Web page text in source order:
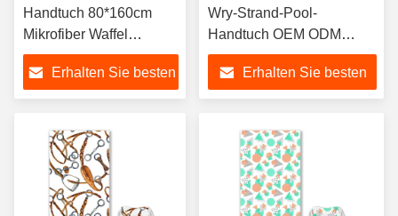
Handtuch 80*160cm
Mikrofiber Waffel
Strandhandtuch Super
Absorber Schnell
trockener Sand frei
für Schwimmen Reisen
Erhalten Sie besten
Wry-Strand-Pool-
Handtuch OEM ODM
Individuelles Strandtuch
Mikrofaser-Spa-
Handtücher mit Logo
Erhalten Sie besten